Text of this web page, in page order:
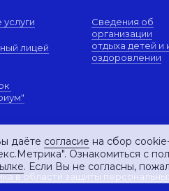
лицей
Сведения об
организации
отдыха детей и
оздоровлении
в области защиты
даёте согласие на сбор
Ознакомиться с
. Если Вы не согласны,